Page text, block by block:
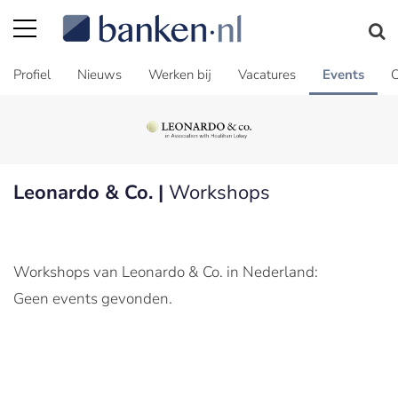
Profiel Nieuws Werken bij Vacatures Events
Leonardo & Co. | Workshops
Workshops van Leonardo & Co. in Nederland:
Geen events gevonden.